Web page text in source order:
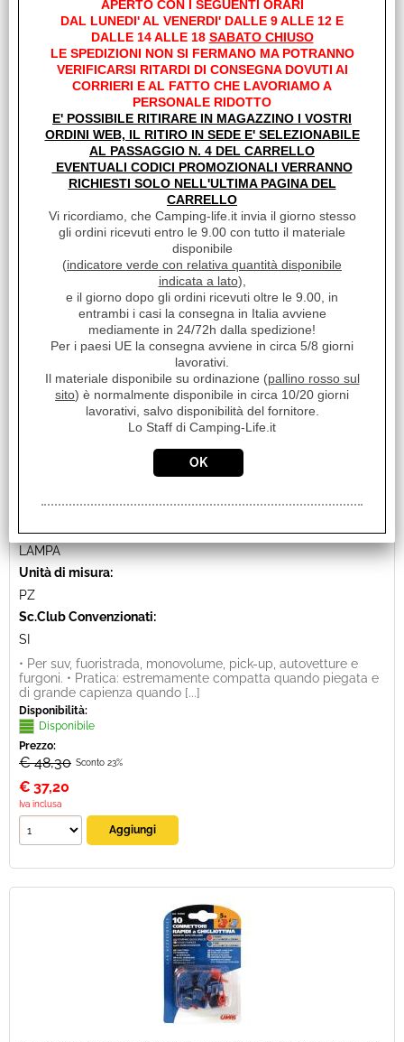
Sc.Club Convenzionati:
Ricarica fino a 3 dispositivi (Apple 8 pin, Micro Usb, Usb Type
C) contemporaneamente usando un unico cavo. 3A massimi
condivisi. Compatibile [...]
Disponibilità:
Disponibile
Prezzo:
€ 23,06 Sconto 41.4%
Iva inclusa
CESTA ORGANIZER DA GARAGE
24731
LAMPA
Unità di misura:
PZ
Sc.Club Convenzionati:
SI
• Per suv, fuoristrada, monovolume, pick-up, autovetture e
furgoni. • Pratica: estremamente compatta quando piegata e
di grande capienza quando [...]
Disponibilità:
Disponibile
Prezzo:
€ 48,30 Sconto 23%
€ 37,20
Iva inclusa
APERTO CON I SEGUENTI ORARI
DAL LUNEDI' AL VENERDI' DALLE 9 ALLE 12 E
DALLE 14 ALLE 18 SABATO CHIUSO
LE SPEDIZIONI NON SI FERMANO MA POTRANNO
VERIFICARSI RITARDI DI CONSEGNA DOVUTI AI
CORRIERI E AL FATTO CHE LAVORIAMO A
PERSONALE RIDOTTO
E' POSSIBILE RITIRARE IN MAGAZZINO I VOSTRI
ORDINI WEB, IL RITIRO IN SEDE E' SELEZIONABILE
AL PASSAGGIO N. 4 DEL CARRELLO
EVENTUALI CODICI PROMOZIONALI VERRANNO
RICHIESTI SOLO NELL'ULTIMA PAGINA DEL
CARRELLO
Vi ricordiamo, che Camping-life.it invia il giorno stesso
gli ordini ricevuti entro le 9.00 con tutto il materiale
disponibile
(indicatore verde con relativa quantità disponibile
indicata a lato),
e il giorno dopo gli ordini ricevuti oltre le 9.00, in
entrambi i casi la consegna in Italia avviene
mediamente in 24/72h dalla spedizione!
Per i paesi UE la consegna avviene in circa 5/8 giorni
lavorativi.
Il materiale disponibile su ordinazione (pallino rosso sul
sito) è normalmente disponibile in circa 10/20 giorni
lavorativi, salvo disponibilità del fornitore.
Lo Staff di Camping-Life.it